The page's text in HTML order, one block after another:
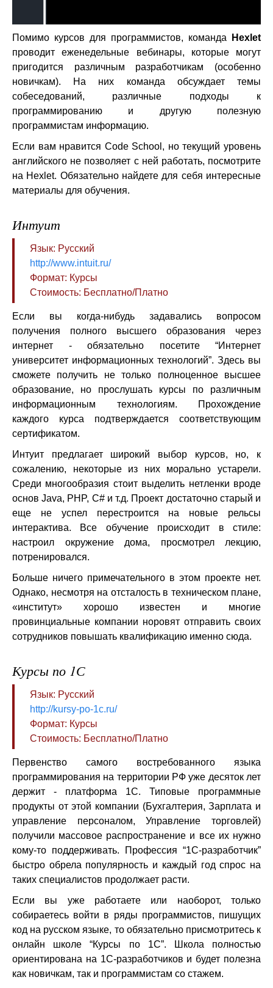
Помимо курсов для программистов, команда
Hexlet
проводит еженедельные вебинары, которые могут
пригодится различным разработчикам (особенно
новичкам). На них команда обсуждает темы
собеседований, различные подходы к
программированию и другую полезную
программистам информацию.
Если вам нравится Code School, но текущий уровень
английского не позволяет с ней работать, посмотрите
на Hexlet. Обязательно найдете для себя интересные
материалы для обучения.
Интуит
Язык: Русский
http://www.intuit.ru/
Формат: Курсы
Стоимость: Бесплатно/Платно
Если вы когда-нибудь задавались вопросом
получения полного высшего образования через
интернет - обязательно посетите “Интернет
университет информационных технологий”. Здесь вы
сможете получить не только полноценное высшее
образование, но прослушать курсы по различным
информационным технологиям. Прохождение
каждого курса подтверждается соответствующим
сертификатом.
Интуит предлагает широкий выбор курсов, но, к
сожалению, некоторые из них морально устарели.
Среди многообразия стоит выделить нетленки вроде
основ Java, PHP, C# и т.д. Проект достаточно старый и
еще не успел перестроится на новые рельсы
интерактива. Все обучение происходит в стиле:
настроил окружение дома, просмотрел лекцию,
потренировался.
Больше ничего примечательного в этом проекте нет.
Однако, несмотря на отсталость в техническом плане,
«институт» хорошо известен и многие
провинциальные компании норовят отправить своих
сотрудников повышать квалификацию именно сюда.
Курсы по 1С
Язык: Русский
http://kursy-po-1c.ru/
Формат: Курсы
Стоимость: Бесплатно/Платно
Первенство самого востребованного языка
программирования на территории РФ уже десяток лет
держит - платформа 1С. Типовые программные
продукты от этой компании (Бухгалтерия, Зарплата и
управление персоналом, Управление торговлей)
получили массовое распространение и все их нужно
кому-то поддерживать. Профессия “1С-разработчик”
быстро обрела популярность и каждый год спрос на
таких специалистов продолжает расти.
Если вы уже работаете или наоборот, только
собираетесь войти в ряды программистов, пишущих
код на русском языке, то обязательно присмотритесь к
онлайн школе “Курсы по 1С”. Школа полностью
ориентирована на 1С-разработчиков и будет полезна
как новичкам, так и программистам со стажем.